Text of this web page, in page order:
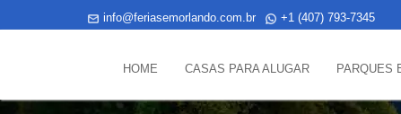
info@feriasemorlando.com.br +1 (407) 793-7345
HOME CASAS PARA ALUGAR PARQUES